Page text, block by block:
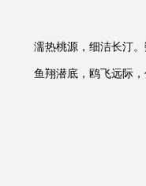
濡热桃源，细洁长汀
鱼翔潜底，鸥飞远际